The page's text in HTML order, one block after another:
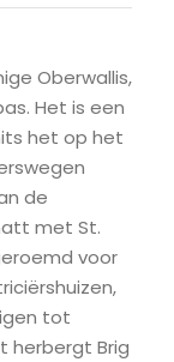
Oberwallis,
Het is een
het op het
de
met St.
voor
tot
herbergt Brig